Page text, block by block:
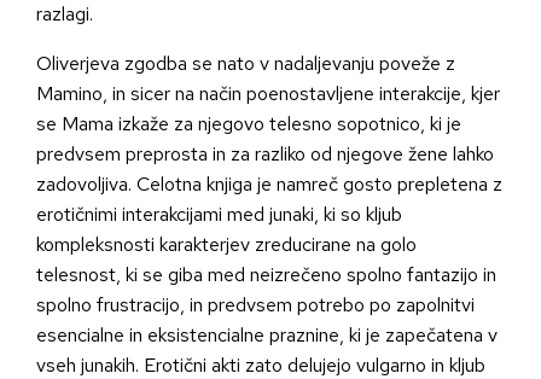
razlagi.
Oliverjeva zgodba se nato v nadaljevanju poveže z
Mamino, in sicer na način poenostavljene interakcije, kjer
se Mama izkaže za njegovo telesno sopotnico, ki je
predvsem preprosta in za razliko od njegove žene lahko
zadovoljiva. Celotna knjiga je namreč gosto prepletena z
erotičnimi interakcijami med junaki, ki so kljub
kompleksnosti karakterjev zreducirane na golo
telesnost, ki se giba med neizrečeno spolno fantazijo in
spolno frustracijo, in predvsem potrebo po zapolnitvi
esencialne in eksistencialne praznine, ki je zapečatena v
vseh junakih. Erotični akti zato delujejo vulgarno in kljub